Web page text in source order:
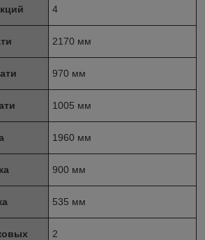
4
2170 мм
970 мм
1005 мм
1960 мм
900 мм
535 мм
2